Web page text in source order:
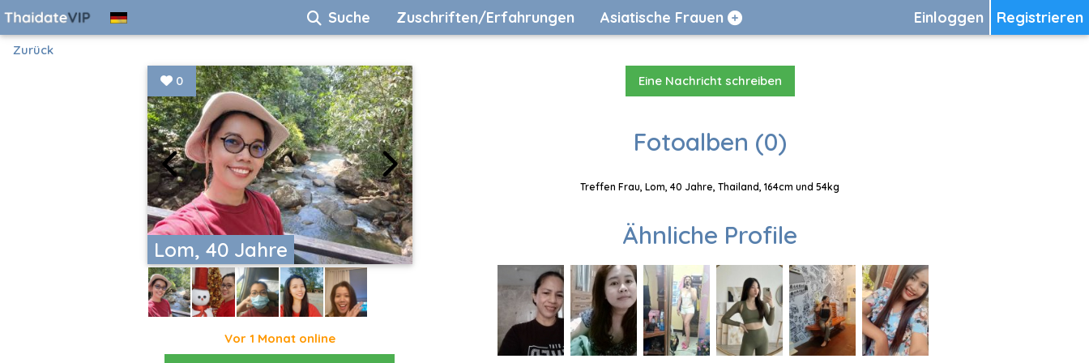
Registrieren
Einloggen
Suche Zuschriften/Erfahrungen Asiatische Frauen
Zurück
Lom, 40 Jahre
0
Vor 1 Monat online
Eine Nachricht schreiben
Fotoalben (0)
Treffen Frau, Lom, 40 Jahre, Thailand, 164cm und 54kg
Ähnliche Profile